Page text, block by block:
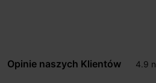
Opinie naszych Klientów 4.9